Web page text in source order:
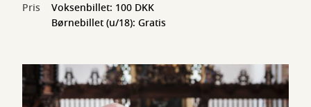
Pris
Voksenbillet: 100 DKK
Børnebillet (u/18): Gratis